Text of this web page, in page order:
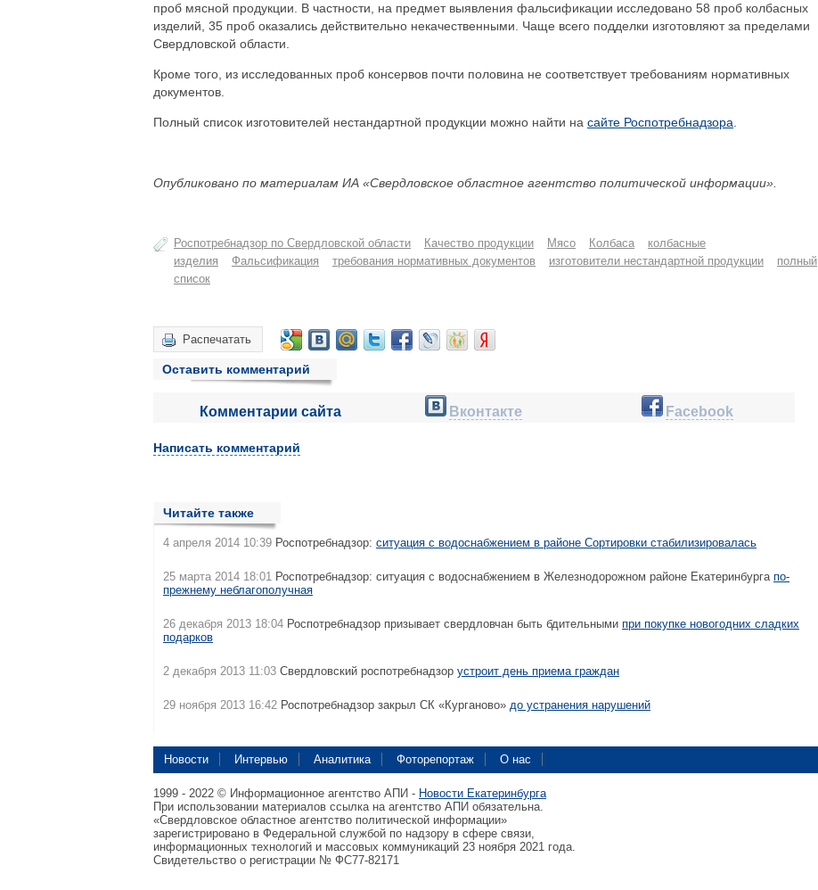
проб мясной продукции. В частности, на предмет выявления фальсификации исследовано 58 проб колбасных
изделий, 35 проб оказались действительно некачественными. Чаще всего подделки изготовляют за пределами
Свердловской области.
Кроме того, из исследованных проб консервов почти половина не соответствует требованиям нормативных
документов.
Полный список изготовителей нестандартной продукции можно найти на сайте Роспотребнадзора
Опубликовано по материалам ИА «Свердловское областное агентство политической информации».
Роспотребнадзор по Свердловской области Качество продукции Мясо Колбаса
колбасные
изделия
Фальсификация требования нормативных документов изготовители нестандартной продукции
полный
список
Распечатать
Оставить комментарий
Комментарии сайта Вконтакте Facebook
Написать комментарий
Читайте также
4 апреля 2014 10:39 Роспотребнадзор: ситуация с водоснабжением в районе Сортировки стабилизировалась
25 марта 2014 18:01 Роспотребнадзор: ситуация с водоснабжением в Железнодорожном районе Екатеринбурга по-
прежнему неблагополучная
26 декабря 2013 18:04 Роспотребнадзор призывает свердловчан быть бдительными при покупке новогодних сладких
подарков
2 декабря 2013 11:03 Свердловский роспотребнадзор устроит день приема граждан
29 ноября 2013 16:42 Роспотребнадзор закрыл СК «Курганово» до устранения нарушений
Новости Интервью Аналитика Фоторепортаж О нас
1999 - 2022 © Информационное агентство АПИ - Новости Екатеринбурга
При использовании материалов ссылка на агентство АПИ обязательна.
«Свердловское областное агентство политической информации»
зарегистрировано в Федеральной службой по надзору в сфере связи,
информационных технологий и массовых коммуникаций 23 ноября 2021 года.
Свидетельство о регистрации № ФС77-82171